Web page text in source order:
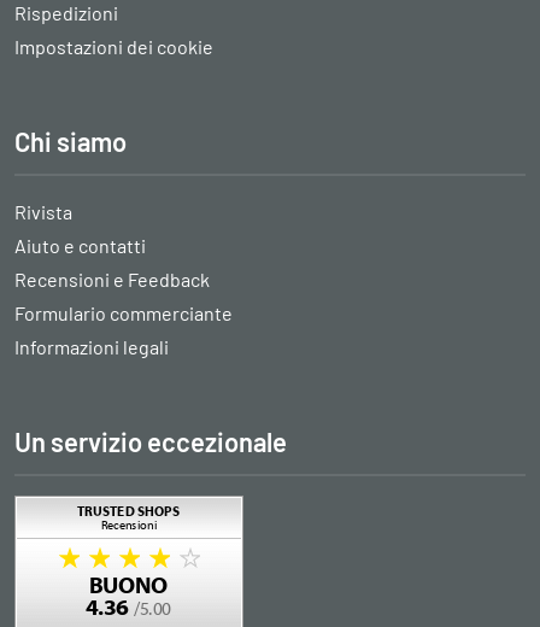
Rispedizioni
Impostazioni dei cookie
Chi siamo
Rivista
Aiuto e contatti
Recensioni e Feedback
Formulario commerciante
Informazioni legali
Un servizio eccezionale